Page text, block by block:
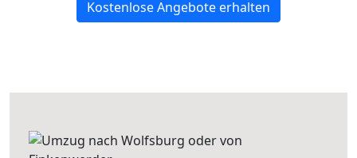
Kostenlose Angebote erhalten